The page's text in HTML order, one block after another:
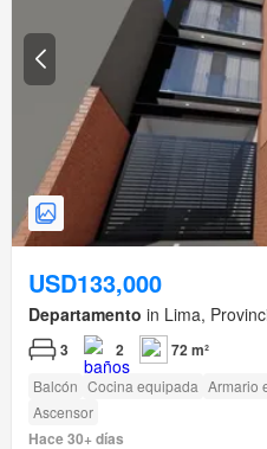
USD133,000
Departamento in Lima,
3 2 72 m²
Balcón Cocina equipada Armario
Ascensor
Hace 30+ días